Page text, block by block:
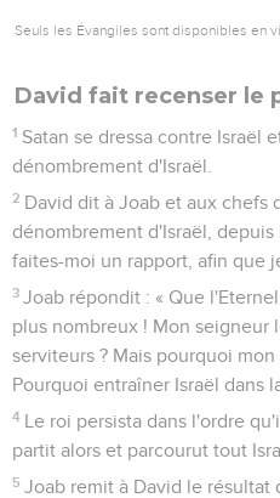
Seuls les Évangiles sont disponibles en
David fait recenser le
1 Satan se dressa contre Israël
dénombrement d'Israël.
2 David dit à Joab et aux chefs
dénombrement d'Israël,
faites-moi un rapport, afin que
3 Joab répondit : « Que
plus nombreux ! Mon seigneur
serviteurs ? Mais pourquoi
Pourquoi entraîner Israël dans
4 Le roi persista dans l'ordre
partit alors et parcourut tout
5 Joab remit à David le résultat